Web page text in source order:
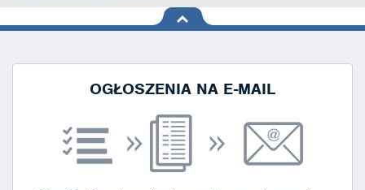
na górę
OGŁOSZENIA NA E-MAIL